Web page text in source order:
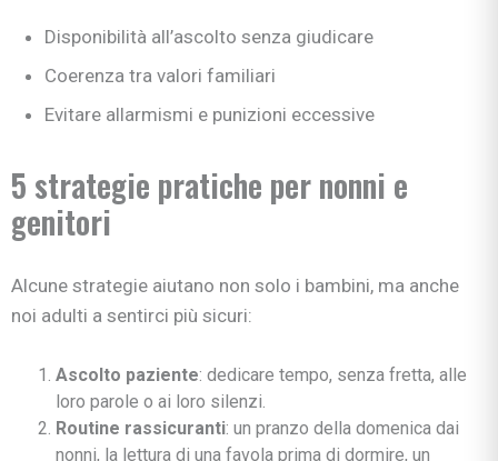
Disponibilità all’ascolto senza giudicare
Coerenza tra valori familiari
Evitare allarmismi e punizioni eccessive
5 strategie pratiche per nonni e
genitori
Alcune strategie aiutano non solo i bambini, ma anche
noi adulti a sentirci più sicuri:
Ascolto paziente: dedicare tempo, senza fretta, alle
loro parole o ai loro silenzi.
Routine rassicuranti: un pranzo della domenica dai
nonni, la lettura di una favola prima di dormire, un